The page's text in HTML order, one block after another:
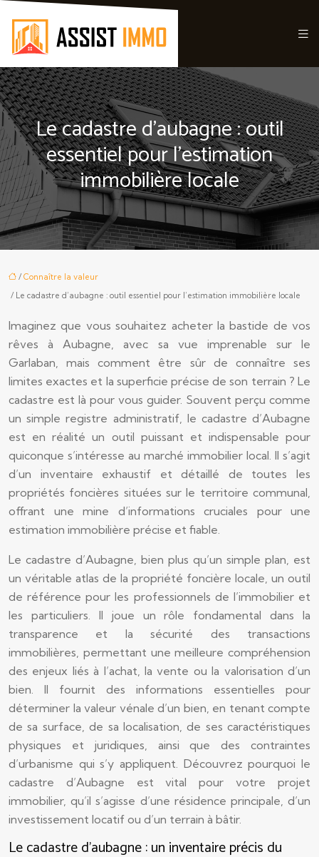
Le cadastre d’aubagne : outil
essentiel pour l’estimation
immobilière locale
/ Connaître la valeur
/ Le cadastre d’aubagne : outil essentiel pour l’estimation immobilière locale
Imaginez que vous souhaitez acheter la bastide de vos
rêves à Aubagne, avec sa vue imprenable sur le
Garlaban, mais comment être sûr de connaître ses
limites exactes et la superficie précise de son terrain ? Le
cadastre est là pour vous guider. Souvent perçu comme
un simple registre administratif, le cadastre d’Aubagne
est en réalité un outil puissant et indispensable pour
quiconque s’intéresse au marché immobilier local. Il s’agit
d’un inventaire exhaustif et détaillé de toutes les
propriétés foncières situées sur le territoire communal,
offrant une mine d’informations cruciales pour une
estimation immobilière précise et fiable.
Le cadastre d’Aubagne, bien plus qu’un simple plan, est
un véritable atlas de la propriété foncière locale, un outil
de référence pour les professionnels de l’immobilier et
les particuliers. Il joue un rôle fondamental dans la
transparence et la sécurité des transactions
immobilières, permettant une meilleure compréhension
des enjeux liés à l’achat, la vente ou la valorisation d’un
bien. Il fournit des informations essentielles pour
déterminer la valeur vénale d’un bien, en tenant compte
de sa surface, de sa localisation, de ses caractéristiques
physiques et juridiques, ainsi que des contraintes
d’urbanisme qui s’y appliquent. Découvrez pourquoi le
cadastre d’Aubagne est vital pour votre projet
immobilier, qu’il s’agisse d’une résidence principale, d’un
investissement locatif ou d’un terrain à bâtir.
Le cadastre d’aubagne : un inventaire précis du